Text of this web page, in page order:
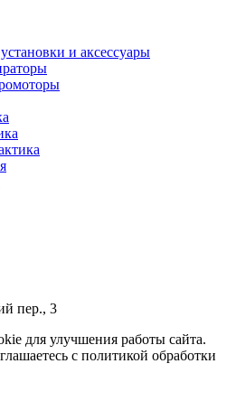
и аксессуары
пер., 3
для улучшения работы сайта.
с политикой обработки